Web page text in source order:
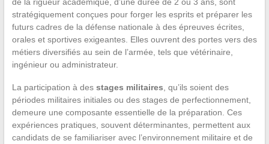
stratégiquement conçues pour forger les esprits et préparer les
futurs cadres de la défense nationale à des épreuves écrites,
orales et sportives exigeantes. Elles ouvrent des portes vers des
métiers diversifiés au sein de l’armée, tels que vétérinaire,
ingénieur ou administrateur.
La participation à des stages militaires , qu’ils soient des
périodes militaires initiales ou des stages de perfectionnement,
demeure une composante essentielle de la préparation. Ces
expériences pratiques, souvent déterminantes, permettent aux
candidats de se familiariser avec l’environnement militaire et de